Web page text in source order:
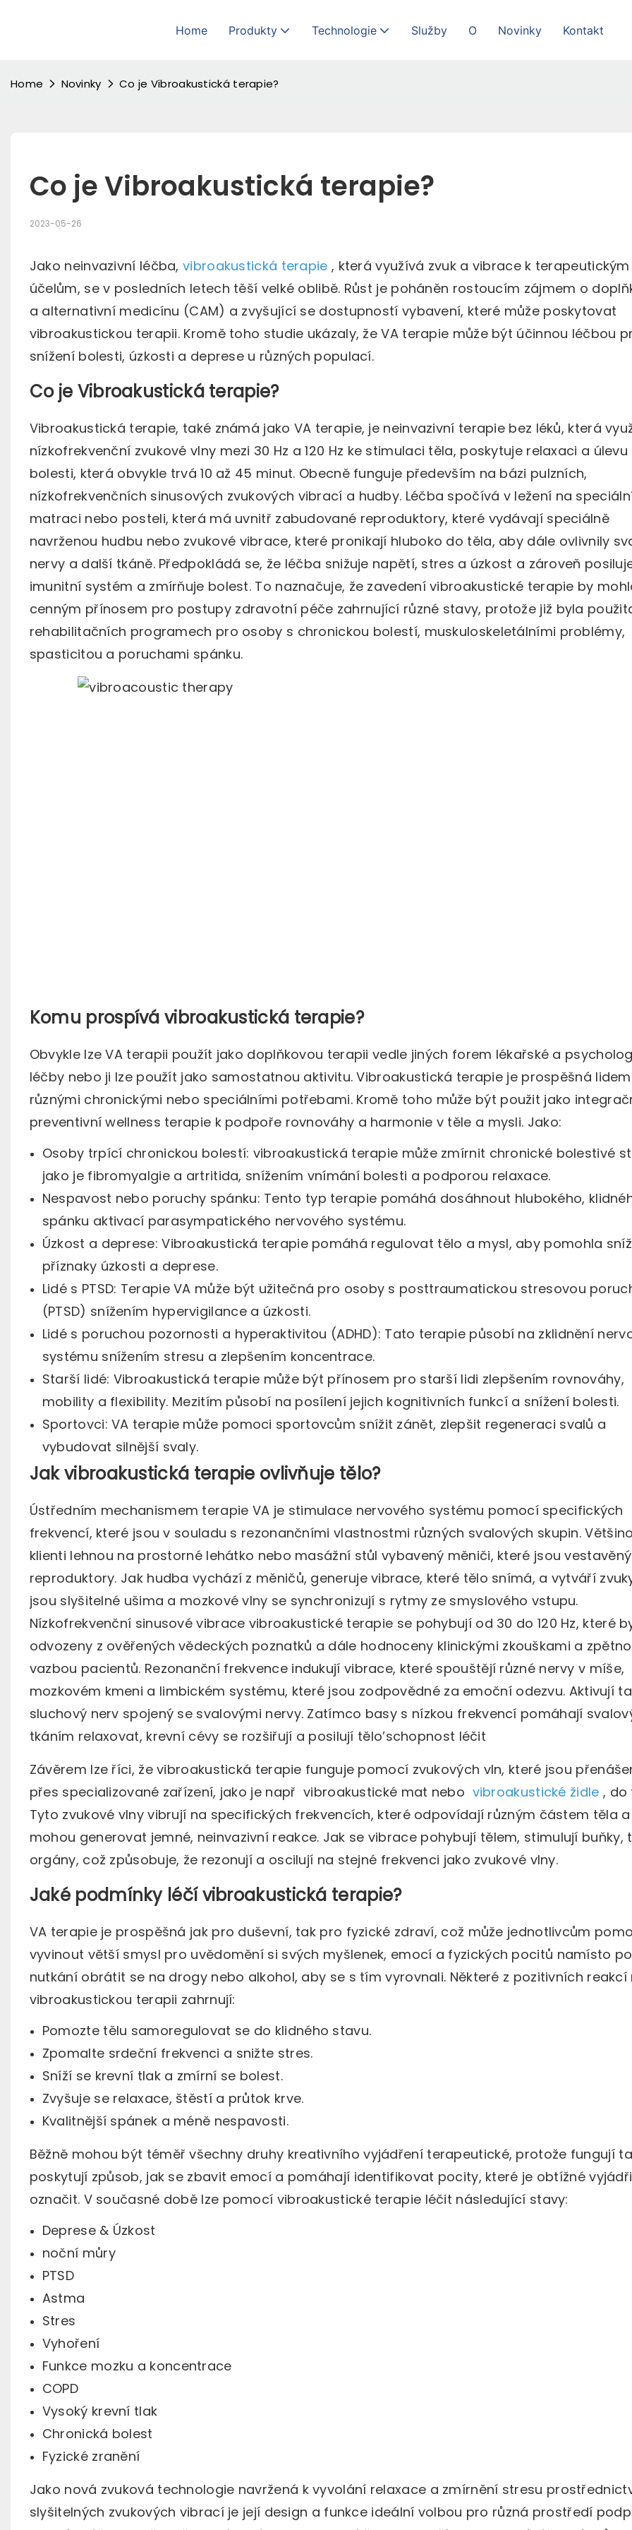
Home Produkty Technologie Služby O Novinky Kontakt
Home Novinky Co je Vibroakustická terapie?
Co je Vibroakustická terapie?
2023-05-26
Jako neinvazivní léčba,vibroakustická terapie , která využívá zvuk a vibrace k terapeutickým
účelům, se v posledních letech těší velké oblibě. Růst je poháněn rostoucím zájmem o
a alternativní medicínu (CAM) a zvyšující se dostupností vybavení, které může poskytovat
vibroakustickou terapii. Kromě toho studie ukázaly, že VA terapie může být účinnou léčbou
snížení bolesti, úzkosti a deprese u různých populací.
Co je Vibroakustická terapie?
Vibroakustická terapie, také známá jako VA terapie, je neinvazivní terapie bez léků, která
nízkofrekvenční zvukové vlny mezi 30 Hz a 120 Hz ke stimulaci těla, poskytuje relaxaci a úlevu
bolesti, která obvykle trvá 10 až 45 minut. Obecně funguje především na bázi pulzních,
nízkofrekvenčních sinusových zvukových vibrací a hudby. Léčba spočívá v ležení na
matraci nebo posteli, která má uvnitř zabudované reproduktory, které vydávají speciálně
navrženou hudbu nebo zvukové vibrace, které pronikají hluboko do těla, aby dále ovlivnily
nervy a další tkáně. Předpokládá se, že léčba snižuje napětí, stres a úzkost a zároveň
imunitní systém a zmírňuje bolest. To naznačuje, že zavedení vibroakustické terapie by
cenným přínosem pro postupy zdravotní péče zahrnující různé stavy, protože již byla
rehabilitačních programech pro osoby s chronickou bolestí, muskuloskeletálními problémy,
spasticitou a poruchami spánku.
Komu prospívá vibroakustická terapie?
Obvykle lze VA terapii použít jako doplňkovou terapii vedle jiných forem lékařské a
léčby nebo ji lze použít jako samostatnou aktivitu. Vibroakustická terapie je prospěšná
různými chronickými nebo speciálními potřebami. Kromě toho může být použit jako
preventivní wellness terapie k podpoře rovnováhy a harmonie v těle a mysli. Jako:
Osoby trpící chronickou bolestí: vibroakustická terapie může zmírnit chronické bolestivé
jako je fibromyalgie a artritida, snížením vnímání bolesti a podporou relaxace.
Nespavost nebo poruchy spánku: Tento typ terapie pomáhá dosáhnout hlubokého,
spánku aktivací parasympatického nervového systému.
Úzkost a deprese: Vibroakustická terapie pomáhá regulovat tělo a mysl, aby pomohla
příznaky úzkosti a deprese.
Lidé s PTSD: Terapie VA může být užitečná pro osoby s posttraumatickou stresovou
(PTSD) snížením hypervigilance a úzkosti.
Lidé s poruchou pozornosti a hyperaktivitou (ADHD): Tato terapie působí na zklidnění
systému snížením stresu a zlepšením koncentrace.
Starší lidé: Vibroakustická terapie může být přínosem pro starší lidi zlepšením rovnováhy,
mobility a flexibility. Mezitím působí na posílení jejich kognitivních funkcí a snížení bolesti.
Sportovci: VA terapie může pomoci sportovcům snížit zánět, zlepšit regeneraci svalů a
vybudovat silnější svaly.
Jak vibroakustická terapie ovlivňuje tělo?
Ústředním mechanismem terapie VA je stimulace nervového systému pomocí specifických
frekvencí, které jsou v souladu s rezonančními vlastnostmi různých svalových skupin.
klienti lehnou na prostorné lehátko nebo masážní stůl vybavený měniči, které jsou
reproduktory. Jak hudba vychází z měničů, generuje vibrace, které tělo snímá, a vytváří
jsou slyšitelné ušima a mozkové vlny se synchronizují s rytmy ze smyslového vstupu.
Nízkofrekvenční sinusové vibrace vibroakustické terapie se pohybují od 30 do 120 Hz, které
odvozeny z ověřených vědeckých poznatků a dále hodnoceny klinickými zkouškami a
vazbou pacientů. Rezonanční frekvence indukují vibrace, které spouštějí různé nervy v míše,
mozkovém kmeni a limbickém systému, které jsou zodpovědné za emoční odezvu. Aktivují
sluchový nerv spojený se svalovými nervy. Zatímco basy s nízkou frekvencí pomáhají
tkáním relaxovat, krevní cévy se rozšiřují a posilují tělo’schopnost léčit
Závěrem lze říci, že vibroakustická terapie funguje pomocí zvukových vln, které jsou
přes specializované zařízení, jako je např vibroakustické mat nebo vibroakustické židle , do
Tyto zvukové vlny vibrují na specifických frekvencích, které odpovídají různým částem těla a
mohou generovat jemné, neinvazivní reakce. Jak se vibrace pohybují tělem, stimulují buňky,
orgány, což způsobuje, že rezonují a oscilují na stejné frekvenci jako zvukové vlny.
Jaké podmínky léčí vibroakustická terapie?
VA terapie je prospěšná jak pro duševní, tak pro fyzické zdraví, což může jednotlivcům
vyvinout větší smysl pro uvědomění si svých myšlenek, emocí a fyzických pocitů namísto
nutkání obrátit se na drogy nebo alkohol, aby se s tím vyrovnali. Některé z pozitivních reakcí
vibroakustickou terapii zahrnují:
Pomozte tělu samoregulovat se do klidného stavu.
Zpomalte srdeční frekvenci a snižte stres.
Sníží se krevní tlak a zmírní se bolest.
Zvyšuje se relaxace, štěstí a průtok krve.
Kvalitnější spánek a méně nespavosti.
Běžně mohou být téměř všechny druhy kreativního vyjádření terapeutické, protože fungují
poskytují způsob, jak se zbavit emocí a pomáhají identifikovat pocity, které je obtížné
označit. V současné době lze pomocí vibroakustické terapie léčit následující stavy:
Deprese & Úzkost
noční můry
PTSD
Astma
Stres
Vyhoření
Funkce mozku a koncentrace
COPD
Vysoký krevní tlak
Chronická bolest
Fyzické zranění
Jako nová zvuková technologie navržená k vyvolání relaxace a zmírnění stresu
slyšitelných zvukových vibrací je její design a funkce ideální volbou pro různá prostředí